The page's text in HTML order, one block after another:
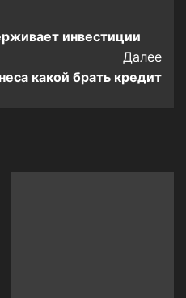
инвестиции
Далее
какой брать кредит